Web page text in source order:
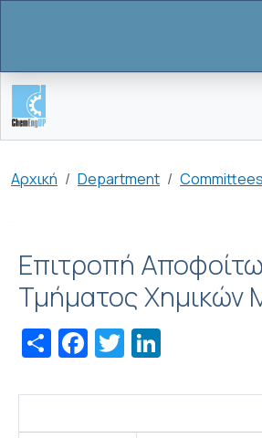
Breadcrumb
Αρχική Department Committees
Επιτροπή
Τμήματος Χημικών
ShareFacebook
Twitter